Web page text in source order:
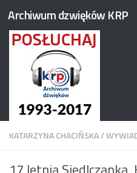
Przejdź do treści
Archiwum dzwięków KRP
KATARZYNA CHACIŃSKA/